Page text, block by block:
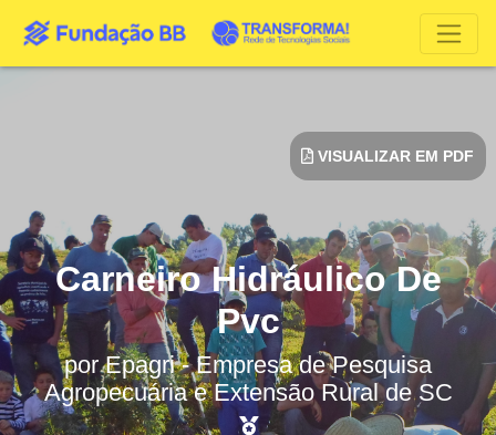
Carneiro Hidráulico De
Pvc
porEpagri - Empresa de Pesquisa
Agropecuária e Extensão Rural de SC
VISUALIZAR EM PDF